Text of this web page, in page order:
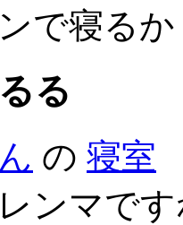
で寝る
る
の 寝室
ンマで